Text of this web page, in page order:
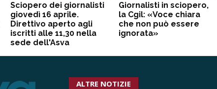
Sciopero dei giornalisti
giovedì 16 aprile.
Direttivo aperto agli
iscritti alle 11,30 nella
sede dell'Asva
Giornalisti in sciopero,
la Cgil: «Voce chiara
che non può essere
ignorata»
ALTRE NOTIZIE